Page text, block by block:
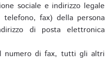
sociale e indirizzo legale
fax) della persona
di posta elettronica
numero di fax, tutti gli altri